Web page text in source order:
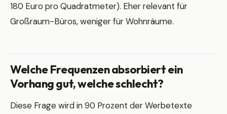
180 Euro pro Quadratmeter). Eher relevant für
Großraum-Büros, weniger für Wohnräume.
Welche Frequenzen absorbiert ein
Vorhang gut, welche schlecht?
Diese Frage wird in 90 Prozent der Werbetexte